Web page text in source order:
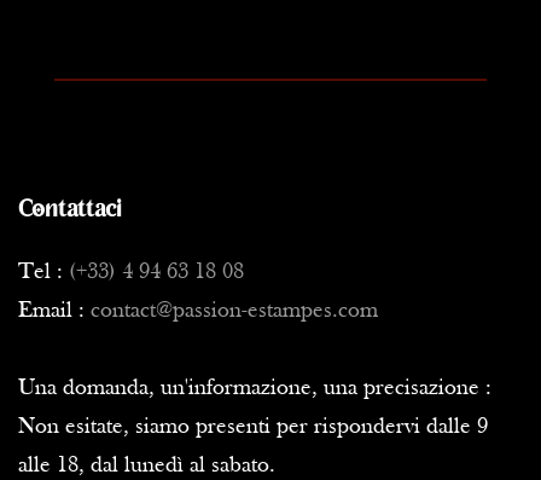
Contattaci
Tel : (+33) 4 94 63 18 08
Email : contact@passion-estampes.com
Una domanda, un'informazione, una precisazione :
Non esitate, siamo presenti per rispondervi dalle 9
alle 18, dal lunedì al sabato.